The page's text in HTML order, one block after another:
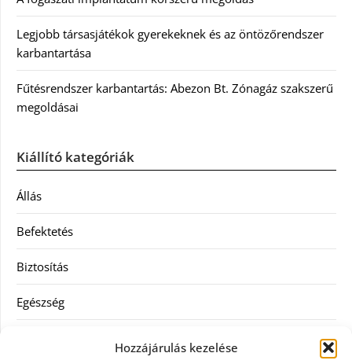
Hozzájárulás kezelése
Legjobb társasjátékok gyerekeknek és az öntözőrendszer
karbantartása
Fűtésrendszer karbantartás: Abezon Bt. Zónagáz szakszerű
megoldásai
Kiállító kategóriák
Állás
Befektetés
Biztosítás
Egészség